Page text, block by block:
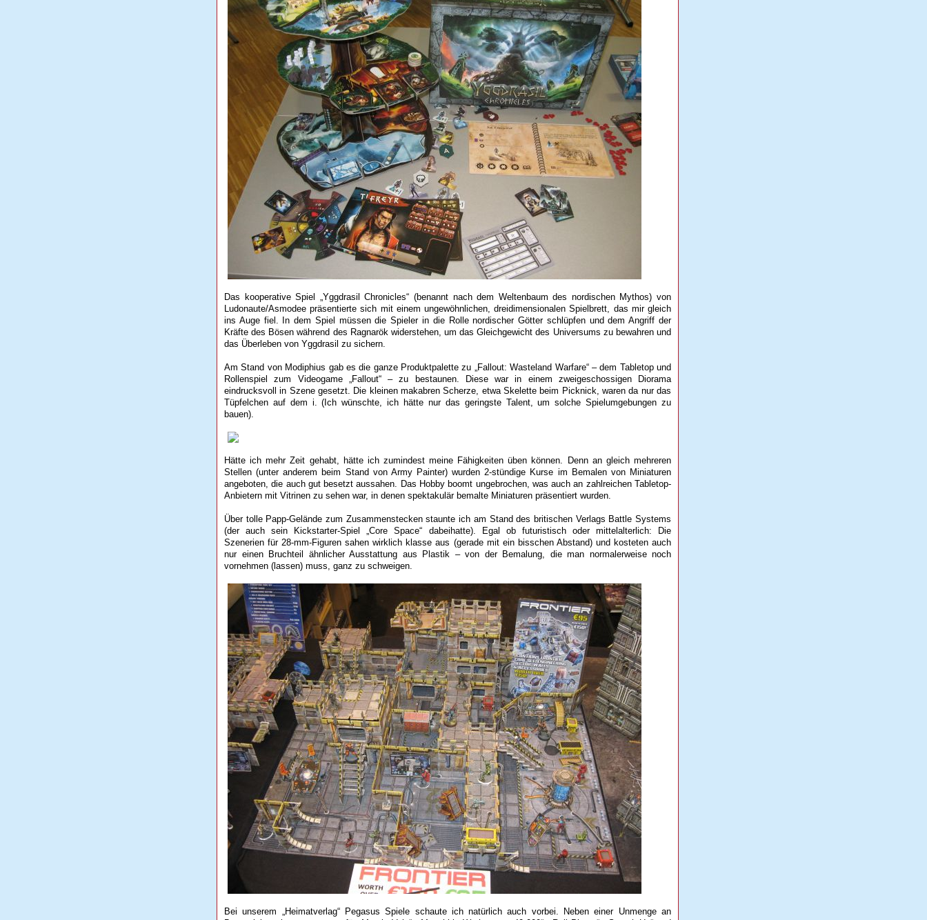
Das kooperative Spiel „Yggdrasil Chronicles“ (benannt nach dem Weltenbaum des nordischen Mythos) von
Ludonaute/Asmodee präsentierte sich mit einem ungewöhnlichen, dreidimensionalen Spielbrett, das mir gleich
ins Auge fiel. In dem Spiel müssen die Spieler in die Rolle nordischer Götter schlüpfen und dem Angriff der
Kräfte des Bösen während des Ragnarök widerstehen, um das Gleichgewicht des Universums zu bewahren und
das Überleben von Yggdrasil zu sichern.
Am Stand von Modiphius gab es die ganze Produktpalette zu „Fallout: Wasteland Warfare“ – dem Tabletop und
Rollenspiel zum Videogame „Fallout“ – zu bestaunen. Diese war in einem zweigeschossigen Diorama
eindrucksvoll in Szene gesetzt. Die kleinen makabren Scherze, etwa Skelette beim Picknick, waren da nur das
Tüpfelchen auf dem i. (Ich wünschte, ich hätte nur das geringste Talent, um solche Spielumgebungen zu
bauen).
Hätte ich mehr Zeit gehabt, hätte ich zumindest meine Fähigkeiten üben können. Denn an gleich mehreren
Stellen (unter anderem beim Stand von Army Painter) wurden 2-stündige Kurse im Bemalen von Miniaturen
angeboten, die auch gut besetzt aussahen. Das Hobby boomt ungebrochen, was auch an zahlreichen Tabletop-
Anbietern mit Vitrinen zu sehen war, in denen spektakulär bemalte Miniaturen präsentiert wurden.
Über tolle Papp-Gelände zum Zusammenstecken staunte ich am Stand des britischen Verlags Battle Systems
(der auch sein Kickstarter-Spiel „Core Space“ dabeihatte). Egal ob futuristisch oder mittelalterlich: Die
Szenerien für 28-mm-Figuren sahen wirklich klasse aus (gerade mit ein bisschen Abstand) und kosteten auch
nur einen Bruchteil ähnlicher Ausstattung aus Plastik – von der Bemalung, die man normalerweise noch
vornehmen (lassen) muss, ganz zu schweigen.
Bei unserem „Heimatverlag“ Pegasus Spiele schaute ich natürlich auch vorbei. Neben einer Unmenge an